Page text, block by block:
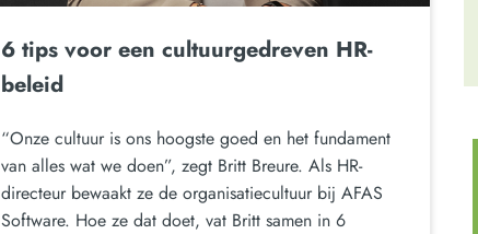
6 tips voor een cultuurgedreven HR-
beleid
“Onze cultuur is ons hoogste goed en het fundament
van alles wat we doen”, zegt Britt Breure. Als HR-
directeur bewaakt ze de organisatiecultuur bij AFAS
Software. Hoe ze dat doet, vat Britt samen in 6